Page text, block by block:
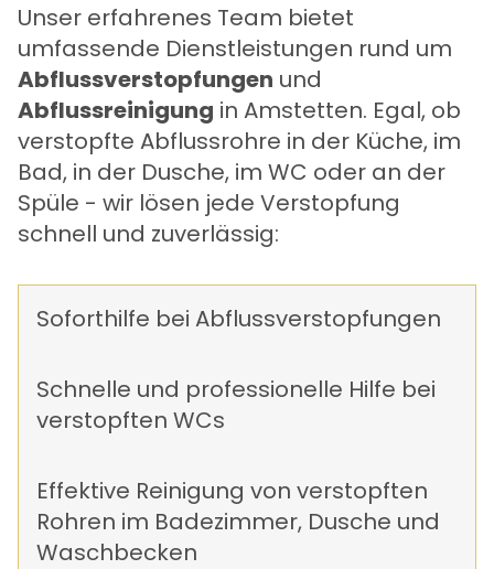
Unser erfahrenes Team bietet
umfassende Dienstleistungen rund um
Abflussverstopfungen und
Abflussreinigung in Amstetten. Egal, ob
verstopfte Abflussrohre in der Küche, im
Bad, in der Dusche, im WC oder an der
Spüle - wir lösen jede Verstopfung
schnell und zuverlässig:
Soforthilfe bei Abflussverstopfungen
Schnelle und professionelle Hilfe bei
verstopften WCs
Effektive Reinigung von verstopften
Rohren im Badezimmer, Dusche und
Waschbecken